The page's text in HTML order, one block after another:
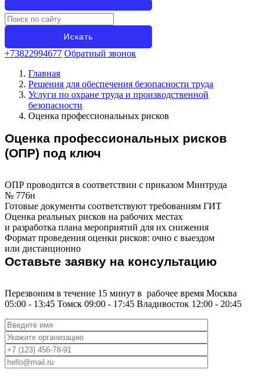
+73822994677 Обратный звонок
Главная
Решения для обеспечения безопасности труда
Услуги по охране труда и производственной
безопасности
Оценка профессиональных рисков
Оценка профессиональных рисков
(ОПР) под ключ
ОПР проводится в соответствии с приказом Минтруда
№ 776н
Готовые документы соответствуют требованиям ГИТ
Оценка реальных рисков на рабочих местах
и разработка плана мероприятий для их снижения
Формат проведения оценки рисков: очно с выездом
или дистанционно
Оставьте заявку на консультацию
Перезвоним в течение 15 минут в рабочее время Москва
05:00 - 13:45 Томск 09:00 - 17:45 Владивосток 12:00 - 20:45